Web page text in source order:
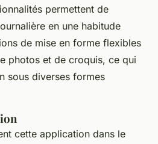
permettent de
en une habitude
de mise en forme flexibles
photos et de croquis, ce qui
sous diverses formes
cette application dans le